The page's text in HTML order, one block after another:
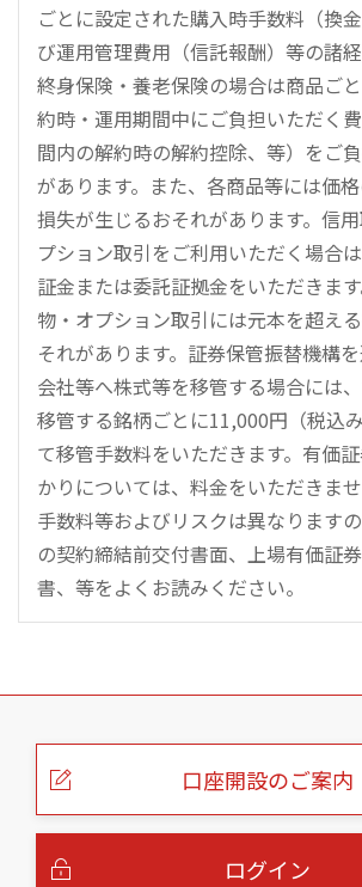
ごとに設定された購入時手数料（換
び運用管理費用（信託報酬）等の諸
終身保険・養老保険の場合は商品ご
約時・運用期間中にご負担いただく
間内の解約時の解約控除、等）をご
があります。また、各商品等には価
損失が生じるおそれがあります。信
プション取引をご利用いただく場合
証金または委託証拠金をいただきま
物・オプション取引には元本を超え
それがあります。証券保管振替機構
会社等へ株式等を移管する場合には、
移管する銘柄ごとに11,000円（税込
て移管手数料をいただきます。有価
かりについては、料金をいただきま
手数料等およびリスクは異なります
の契約締結前交付書面、上場有価証
書、等をよくお読みください。
こ
口座開設のご案内
ログイン